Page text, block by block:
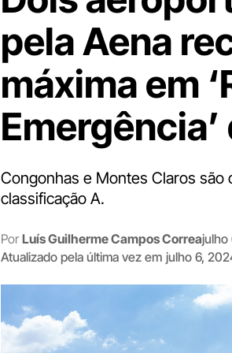
pela Aena
máxima em
Emergência’
Congonhas e Montes Claros
classificação A.
Por Luís Guilherme Campos Correajulho
Atualizado pela última vez em julho 6,